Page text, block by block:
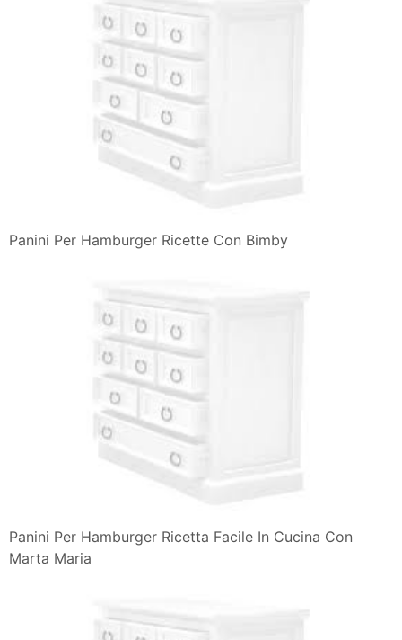
Panini Per Hamburger Ricette Con Bimby
Panini Per Hamburger Ricetta Facile In Cucina Con
Marta Maria